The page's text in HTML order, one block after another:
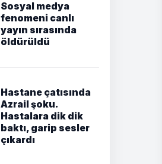
Sosyal medya
fenomeni canlı
yayın sırasında
öldürüldü
Hastane çatısında
Azrail şoku.
Hastalara dik dik
baktı, garip sesler
çıkardı